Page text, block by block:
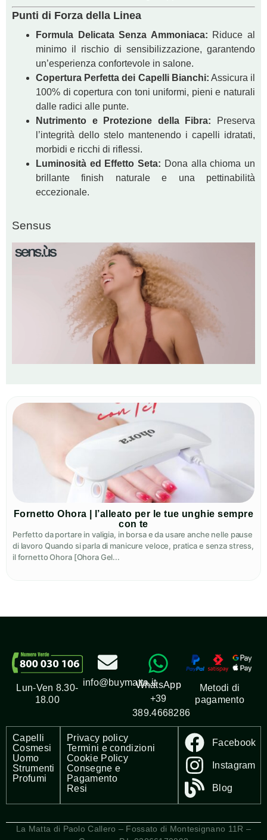
Punti di Forza della Linea
Formula Delicata Senza Ammoniaca: Riduce al
minimo il rischio di sensibilizzazione, garantendo
un’esperienza confortevole in salone.
Copertura Perfetta dei Capelli Bianchi: Assicura il
100% di copertura con toni uniformi, pieni e naturali
dalle radici alle punte.
Nutrimento e Protezione della Fibra: Preserva
l’integrità dello stelo mantenendo i capelli idratati,
morbidi e ricchi di riflessi.
Luminosità ed Effetto Seta: Dona alla chioma un
brillante finish naturale e una pettinabilità
eccezionale.
Sensus
Fornetto Ohora | l’alleato per le tue unghie sempre
con te
Perfetto da portare in valigia, in borsa e da usare anche nelle pause
di lavoro Quando si parla di manicure veloce, pratica e senza stress,
il fornetto Ohora [Ohora Gel...
Lun-Ven 8.30-
18.00
info@buymatta.itWhatsApp
+39
389.4668286
Metodi di
pagamento
Capelli
Cosmesi
Uomo
Strumenti
Profumi
Privacy policy
Termini e condizioni
Cookie Policy
Consegne e
Pagamento
Resi
Facebook
Instagram
Blog
La Matta di Paolo Callero – Fossato di Montesignano 11R –